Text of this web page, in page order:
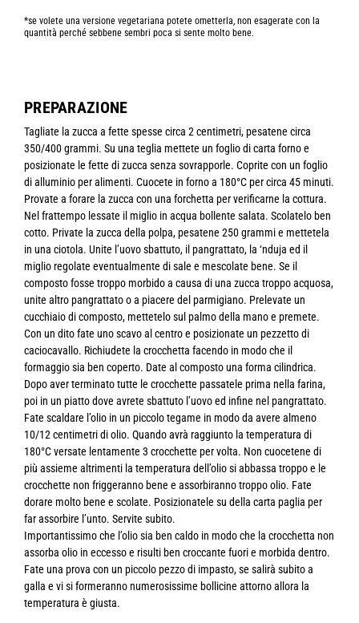
*se volete una versione vegetariana potete ometterla, non esagerate con la
quantità perché sebbene sembri poca si sente molto bene.
PREPARAZIONE
Tagliate la zucca a fette spesse circa 2 centimetri, pesatene circa
350/400 grammi. Su una teglia mettete un foglio di carta forno e
posizionate le fette di zucca senza sovrapporle. Coprite con un foglio
di alluminio per alimenti. Cuocete in forno a 180°C per circa 45 minuti.
Provate a forare la zucca con una forchetta per verificarne la cottura.
Nel frattempo lessate il miglio in acqua bollente salata. Scolatelo ben
cotto. Private la zucca della polpa, pesatene 250 grammi e mettetela
in una ciotola. Unite l’uovo sbattuto, il pangrattato, la ‘nduja ed il
miglio regolate eventualmente di sale e mescolate bene. Se il
composto fosse troppo morbido a causa di una zucca troppo acquosa,
unite altro pangrattato o a piacere del parmigiano. Prelevate un
cucchiaio di composto, mettetelo sul palmo della mano e premete.
Con un dito fate uno scavo al centro e posizionate un pezzetto di
caciocavallo. Richiudete la crocchetta facendo in modo che il
formaggio sia ben coperto. Date al composto una forma cilindrica.
Dopo aver terminato tutte le crocchette passatele prima nella farina,
poi in un piatto dove avrete sbattuto l’uovo ed infine nel pangrattato.
Fate scaldare l’olio in un piccolo tegame in modo da avere almeno
10/12 centimetri di olio. Quando avrà raggiunto la temperatura di
180°C versate lentamente 3 crocchette per volta. Non cuocetene di
più assieme altrimenti la temperatura dell’olio si abbassa troppo e le
crocchette non friggeranno bene e assorbiranno troppo olio. Fate
dorare molto bene e scolate. Posizionatele su della carta paglia per
far assorbire l’unto. Servite subito.
Importantissimo che l’olio sia ben caldo in modo che la crocchetta non
assorba olio in eccesso e risulti ben croccante fuori e morbida dentro.
Fate una prova con un piccolo pezzo di impasto, se salirà subito a
galla e vi si formeranno numerosissime bollicine attorno allora la
temperatura è giusta.